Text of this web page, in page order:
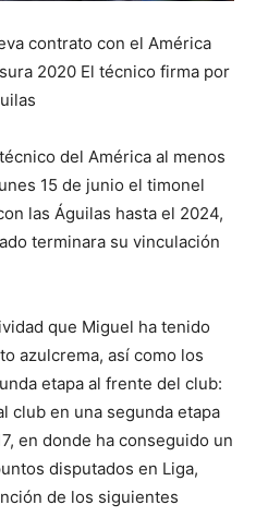
contrato con el América
2020 El técnico firma por
del América al menos
15 de junio el timonel
las Águilas hasta el 2024,
terminara su vinculación
que Miguel ha tenido
azulcrema, así como los
etapa al frente del club:
club en una segunda etapa
en donde ha conseguido un
disputados en Liga,
de los siguientes